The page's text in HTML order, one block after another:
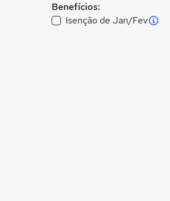
Benefícios:
Isenção de Jan/Fev